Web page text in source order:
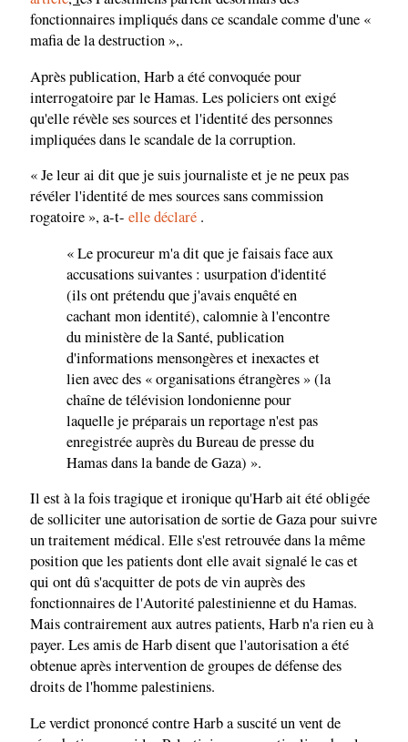
fonctionnaires impliqués dans ce scandale comme d'une «
mafia de la destruction »,.
Après publication, Harb a été convoquée pour
interrogatoire par le Hamas. Les policiers ont exigé
qu'elle révèle ses sources et l'identité des personnes
impliquées dans le scandale de la corruption.
« Je leur ai dit que je suis journaliste et je ne peux pas
révéler l'identité de mes sources sans commission
rogatoire », a-t- elle déclaré .
« Le procureur m'a dit que je faisais face aux
accusations suivantes : usurpation d'identité
(ils ont prétendu que j'avais enquêté en
cachant mon identité), calomnie à l'encontre
du ministère de la Santé, publication
d'informations mensongères et inexactes et
lien avec des « organisations étrangères » (la
chaîne de télévision londonienne pour
laquelle je préparais un reportage n'est pas
enregistrée auprès du Bureau de presse du
Hamas dans la bande de Gaza) ».
Il est à la fois tragique et ironique qu'Harb ait été obligée
de solliciter une autorisation de sortie de Gaza pour suivre
un traitement médical. Elle s'est retrouvée dans la même
position que les patients dont elle avait signalé le cas et
qui ont dû s'acquitter de pots de vin auprès des
fonctionnaires de l'Autorité palestinienne et du Hamas.
Mais contrairement aux autres patients, Harb n'a rien eu à
payer. Les amis de Harb disent que l'autorisation a été
obtenue après intervention de groupes de défense des
droits de l'homme palestiniens.
Le verdict prononcé contre Harb a suscité un vent de